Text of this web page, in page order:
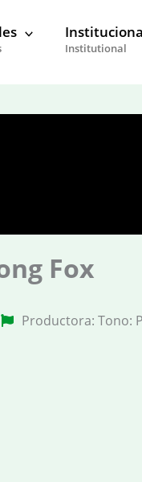
Institutional
Fox
Productora: Tono: